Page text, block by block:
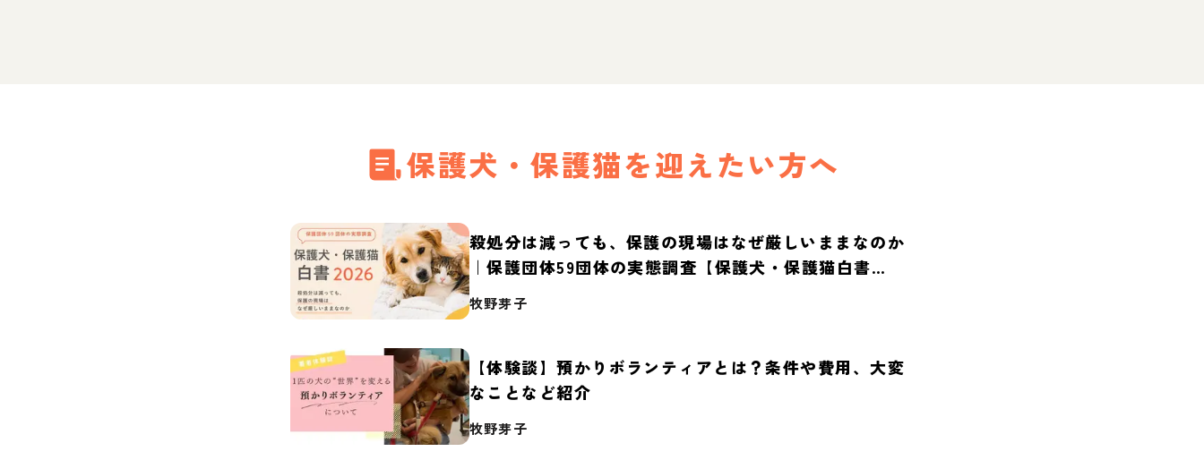
保護犬・保護猫を迎えたい方へ
殺処分は減っても、保護の現場はなぜ厳しいままなのか
｜保護団体59団体の実態調査【保護犬・保護猫白書
2026】
牧野芽子
【体験談】預かりボランティアとは？条件や費用、大変
なことなど紹介
牧野芽子